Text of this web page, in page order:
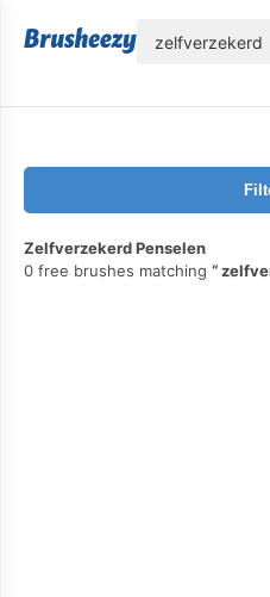
Zelfverzekerd Penselen
0 free brushes matching